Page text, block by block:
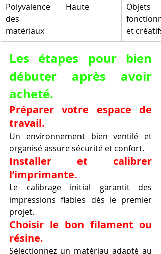
Polyvalence
des
matériaux
Haute
Objets
et créatifs
Les étapes pour bien
débuter après avoir
acheté.
Préparer votre espace de
travail.
Un environnement bien ventilé et
organisé assure sécurité et confort.
Installer et calibrer
l’imprimante.
Le calibrage initial garantit des
impressions fiables dès le premier
projet.
Choisir le bon filament ou
résine.
Sélectionnez un matériau adapté au